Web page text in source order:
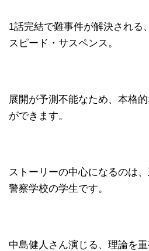
1話完結で難事件が解決される
スピード・サスペンス。
展開が予測不能なため、本格
ができます。
ストーリーの中心になるのは
警察学校の学生です。
中島健人さん演じる、理論を